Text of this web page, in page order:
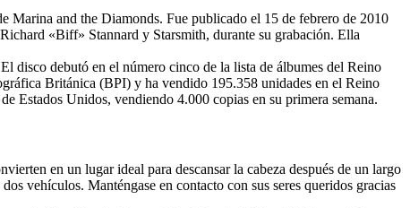
Marina and the Diamonds. Fue publicado el 15 de febrero de 2010
«Biff» Stannard y Starsmith, durante su grabación. Ella
disco debutó en el número cinco de la lista de álbumes del Reino
Británica (BPI) y ha vendido 195.358 unidades en el Reino
Estados Unidos, vendiendo 4.000 copias en su primera semana.
en un lugar ideal para descansar la cabeza después de un largo
vehículos. Manténgase en contacto con sus seres queridos gracias